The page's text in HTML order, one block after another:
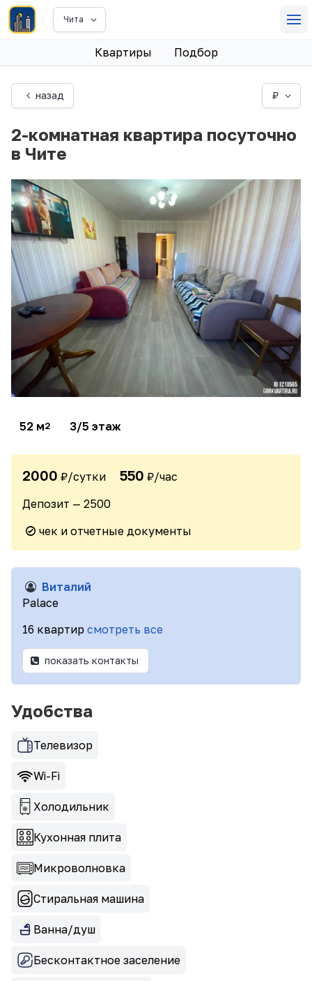
Чита
Квартиры Подбор
назад ₽
2-комнатная квартира посуточно
в Чите
52 м2 3/5 этаж
2000 ₽/сутки 550 ₽/час
Депозит — 2500
чек и отчетные документы
Виталий
Palace
16 квартир смотреть все
показать контакты
Удобства
Телевизор
Wi-Fi
Холодильник
Кухонная плита
Микроволновка
Стиральная машина
Ванна/душ
Бесконтактное заселение